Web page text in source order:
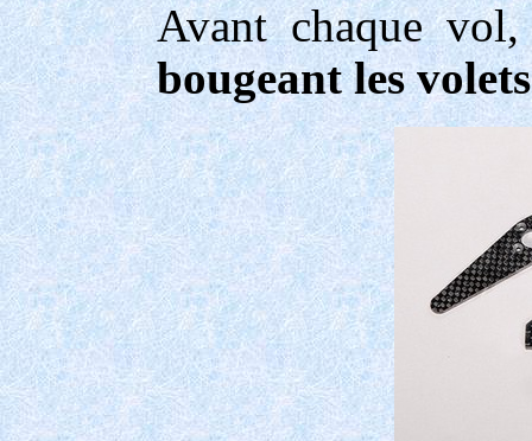
Avant chaque
bougeant les